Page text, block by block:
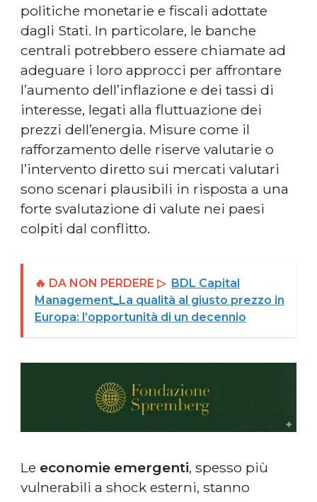
politiche monetarie e fiscali adottate
dagli Stati. In particolare, le banche
centrali potrebbero essere chiamate ad
adeguare i loro approcci per affrontare
l’aumento dell’inflazione e dei tassi di
interesse, legati alla fluttuazione dei
prezzi dell’energia. Misure come il
rafforzamento delle riserve valutarie o
l’intervento diretto sui mercati valutari
sono scenari plausibili in risposta a una
forte svalutazione di valute nei paesi
colpiti dal conflitto.
🔥 DA NON PERDERE ▷ BDL Capital
Management_La qualità al giusto prezzo in
Europa: l’opportunità di un decennio
Le economie emergenti, spesso più
vulnerabili a shock esterni, stanno